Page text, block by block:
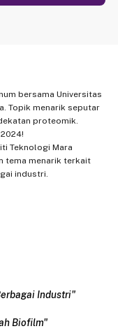
bersama Universitas
Topik menarik seputar
proteomik.
Teknologi Mara
tema menarik terkait
industri.
Industri"
Biofilm"